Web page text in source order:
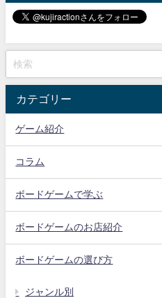
カテゴリー
ゲーム紹介
コラム
ボードゲームで学ぶ
ボードゲームのお店紹介
ボードゲームの選び方
ジャンル別